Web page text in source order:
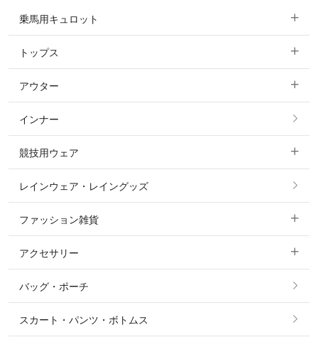
乗馬用キュロット
すべてのキュロット
フルグリップ・尻革 キュロット
ニーグリップ・膝革 キュロット
トップス
すべてのトップス
ポロシャツ
カットソー・Tシャツ・タンクトップ
ニット・セーター
シャツ・ブラウス・ワンピース
アウター
すべてのアウター
コート
ジャケット・ブルゾン
インナー
競技用ウェア
すべての競技用ウェア
ショージャケット
ショーシャツ
レインウェア・レイングッズ
ファッション雑貨
すべてのファッション雑貨
ソックス
ベルト
アクセサリー
すべてのアクセサリー
リング
バッグ・ポーチ
スカート・パンツ・ボトムス